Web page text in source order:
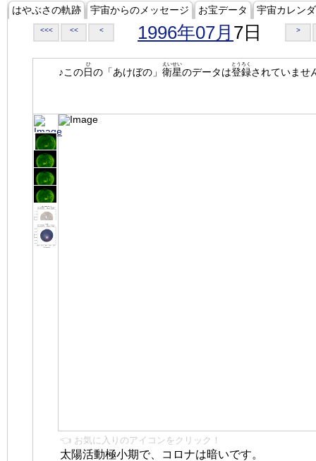
はやぶさの軌跡 宇宙からのメッセージ お宝データ 宇宙カレン
<<< << < 1996年07月 7日 >
♪この日
ひ
の「あけぼの」 衛星
えいせい
のデータは登録
とうろく
されていませ
👈 お気に入りのアイコンをクリック！
太陽活動極小期で、コロナは暗いです。